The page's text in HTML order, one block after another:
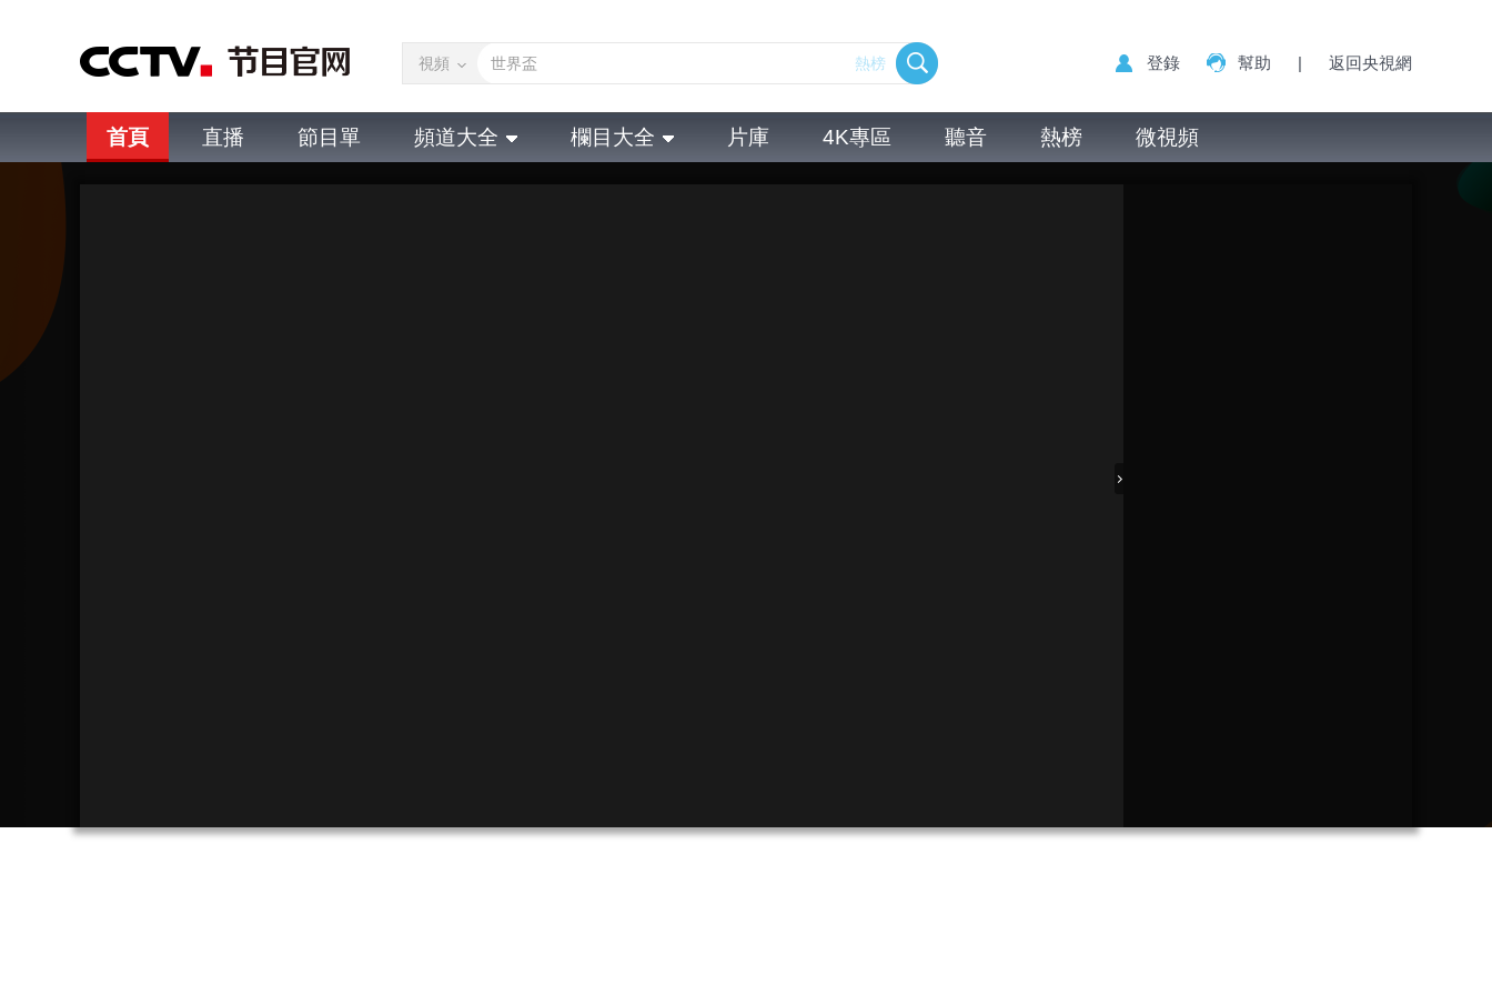
視頻 熱榜 登錄 幫助 | 返回央視網
首頁 直播 節目單 頻道大全 欄目大全 片庫 4K專區 聽音 熱榜 微視頻